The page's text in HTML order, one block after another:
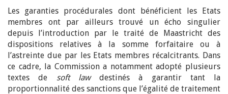
Les garanties procédurales dont bénéficient les Etats
membres ont par ailleurs trouvé un écho singulier
depuis l’introduction par le traité de Maastricht des
dispositions relatives à la somme forfaitaire ou à
l’astreinte due par les Etats membres récalcitrants. Dans
ce cadre, la Commission a notamment adopté plusieurs
textes de soft lawdestinés à garantir tant la
proportionnalité des sanctions que l’égalité de traitement